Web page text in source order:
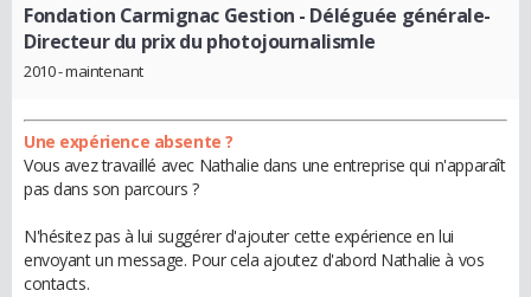
Fondation Carmignac Gestion - Déléguée générale-
Directeur du prix du photojournalismle
2010 - maintenant
Une expérience absente ?
Vous avez travaillé avec Nathalie dans une entreprise qui n'apparaît
pas dans son parcours ?
N'hésitez pas à lui suggérer d'ajouter cette expérience en lui
envoyant un message. Pour cela ajoutez d'abord Nathalie à vos
contacts.